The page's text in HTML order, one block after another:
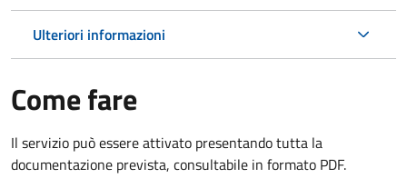
Ulteriori informazioni
Come fare
Il servizio può essere attivato presentando tutta la
documentazione prevista, consultabile in formato PDF.